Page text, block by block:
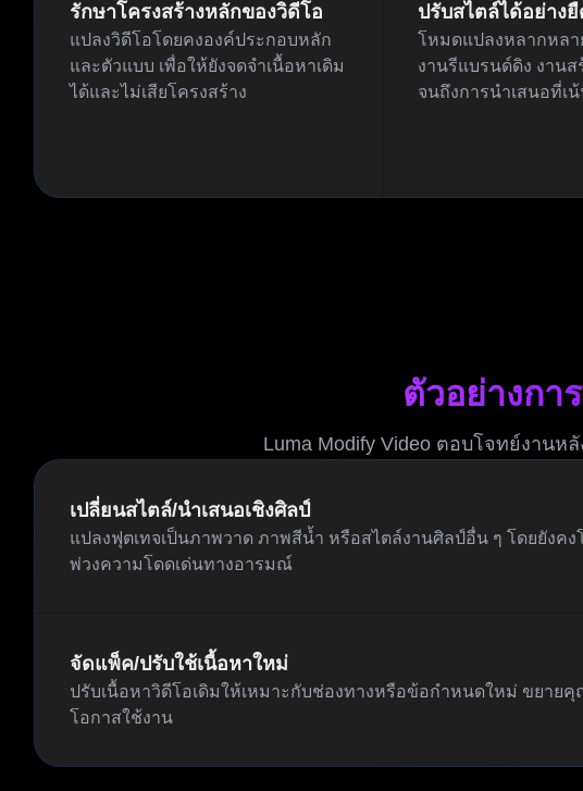
รักษาโครงสร้างหลักของวิดีโอ
แปลงวิดีโอโดยคงองค์ประกอบหลัก
และตัวแบบ เพื่อให้ยังจดจำเนื้อหาเดิม
ได้และไม่เสียโครงสร้าง
ปรับสไตล์ได้อย่าง
โหมดแปลงหลากหล
งานรีแบรนด์ดิง งานส
จนถึงการนำเสนอที่เ
ตัวอย่างกา
Luma Modify Video ตอบโจทย์งาน
เปลี่ยนสไตล์/นำเสนอเชิงศิลป์
แปลงฟุตเทจเป็นภาพวาด ภาพสีน้ำ หรือสไตล์งานศิลป์อื่น ๆ โดยยังคง
พ่วงความโดดเด่นทางอารมณ์
จัดแพ็ค/ปรับใช้เนื้อหาใหม่
ปรับเนื้อหาวิดีโอเดิมให้เหมาะกับช่องทางหรือข้อกำหนดใหม่ ขยาย
โอกาสใช้งาน